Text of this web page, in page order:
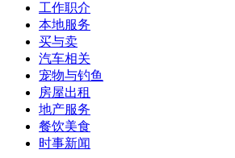
工作职介
本地服务
买与卖
汽车相关
宠物与钓鱼
房屋出租
地产服务
餐饮美食
时事新闻